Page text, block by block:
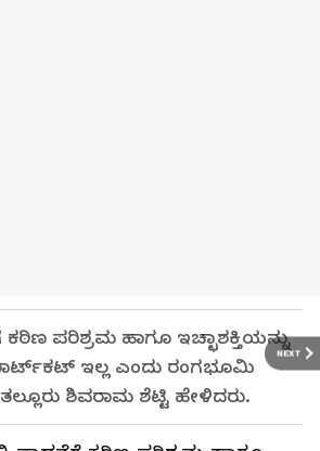
NEXT
ಪರಿಶ್ರಮ ಹಾಗೂ ಇಚ್ಛಾಶಕ್ತಿಯನ್ನು
ಇಲ್ಲ ಎಂದು ರಂಗಭೂಮಿ
ಶಿವರಾಮ ಶೆಟ್ಟಿ ಹೇಳಿದರು.